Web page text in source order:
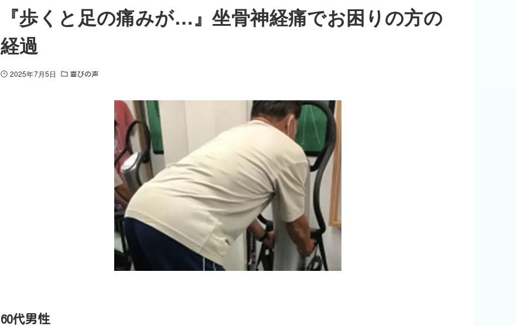
『歩くと足の痛みが…』坐骨神経痛でお困りの方の
経過
2025年7月5日 喜びの声
60代男性